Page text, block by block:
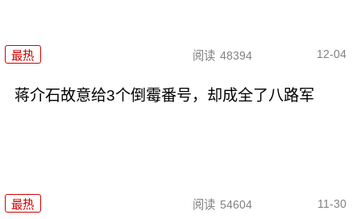
最热 阅读 48394 12-04
蒋介石故意给3个倒霉番号，却成全了八路军
最热 阅读 54604 11-30